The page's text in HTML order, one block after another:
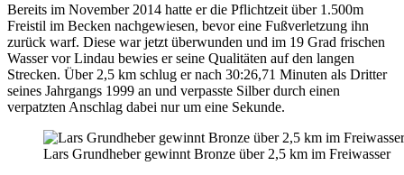
Bereits im November 2014 hatte er die Pflichtzeit über 1.500m
Freistil im Becken nachgewiesen, bevor eine Fußverletzung ihn
zurück warf. Diese war jetzt überwunden und im 19 Grad frischen
Wasser vor Lindau bewies er seine Qualitäten auf den langen
Strecken. Über 2,5 km schlug er nach 30:26,71 Minuten als Dritter
seines Jahrgangs 1999 an und verpasste Silber durch einen
verpatzten Anschlag dabei nur um eine Sekunde.
Lars Grundheber gewinnt Bronze über 2,5 km im Freiwasser